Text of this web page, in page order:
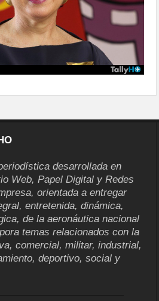
desarrollada en
Web, Papel Digital y Redes
orientada a entregar
entretenida, dinámica,
de la aeronáutica nacional
temas relacionados con la
comercial, militar, industrial,
deportivo, social y